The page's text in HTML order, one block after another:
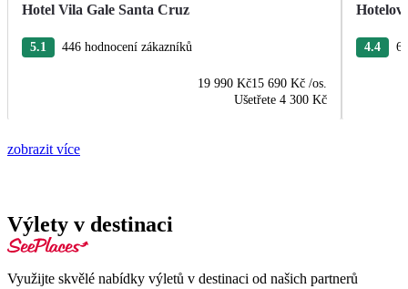
Hotel Vila Gale Santa Cruz
5.1 446 hodnocení zákazníků
19 990 Kč15 690 Kč /os.
Ušetřete 4 300 Kč
4.4
zobrazit více
Výlety v destinaci
Využijte skvělé nabídky výletů v destinaci od našich partnerů